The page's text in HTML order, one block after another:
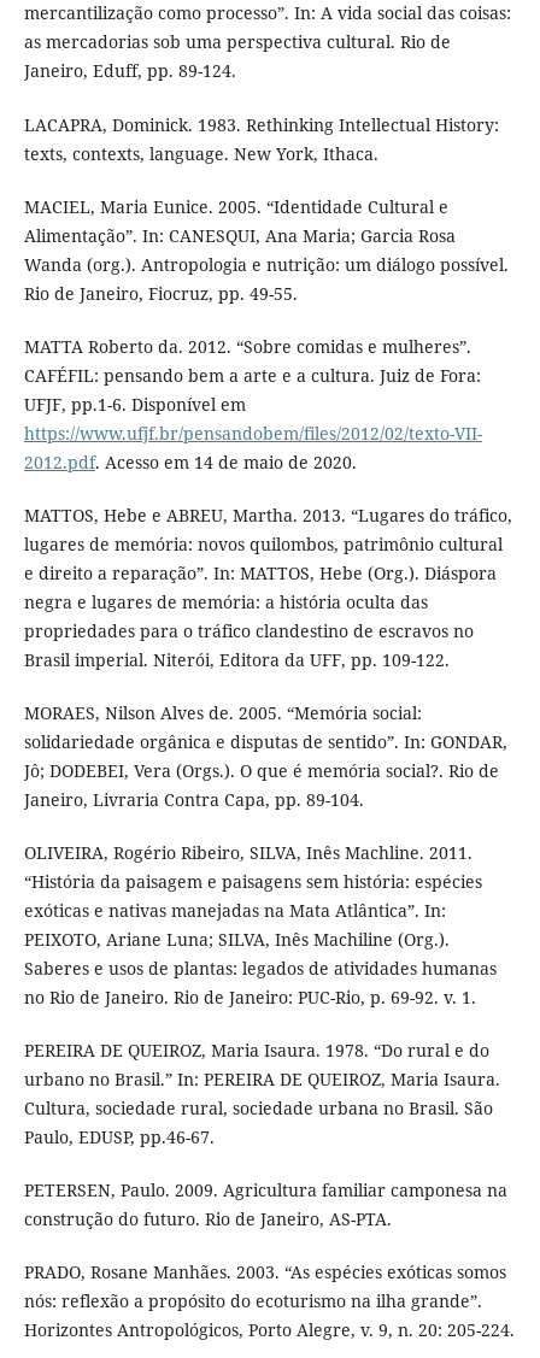
mercantilização como processo”. In: A vida social das coisas:
as mercadorias sob uma perspectiva cultural. Rio de
Janeiro, Eduff, pp. 89-124.
LACAPRA, Dominick. 1983. Rethinking Intellectual History:
texts, contexts, language. New York, Ithaca.
MACIEL, Maria Eunice. 2005. “Identidade Cultural e
Alimentação”. In: CANESQUI, Ana Maria; Garcia Rosa
Wanda (org.). Antropologia e nutrição: um diálogo possível.
Rio de Janeiro, Fiocruz, pp. 49-55.
MATTA Roberto da. 2012. “Sobre comidas e mulheres”.
CAFÉFIL: pensando bem a arte e a cultura. Juiz de Fora:
UFJF, pp.1-6. Disponível em
https://www.ufjf.br/pensandobem/files/2012/02/texto-VII-
2012.pdf. Acesso em 14 de maio de 2020.
MATTOS, Hebe e ABREU, Martha. 2013. “Lugares do tráfico,
lugares de memória: novos quilombos, patrimônio cultural
e direito a reparação”. In: MATTOS, Hebe (Org.). Diáspora
negra e lugares de memória: a história oculta das
propriedades para o tráfico clandestino de escravos no
Brasil imperial. Niterói, Editora da UFF, pp. 109-122.
MORAES, Nilson Alves de. 2005. “Memória social:
solidariedade orgânica e disputas de sentido”. In: GONDAR,
Jô; DODEBEI, Vera (Orgs.). O que é memória social?. Rio de
Janeiro, Livraria Contra Capa, pp. 89-104.
OLIVEIRA, Rogério Ribeiro, SILVA, Inês Machline. 2011.
“História da paisagem e paisagens sem história: espécies
exóticas e nativas manejadas na Mata Atlântica”. In:
PEIXOTO, Ariane Luna; SILVA, Inês Machiline (Org.).
Saberes e usos de plantas: legados de atividades humanas
no Rio de Janeiro. Rio de Janeiro: PUC-Rio, p. 69-92. v. 1.
PEREIRA DE QUEIROZ, Maria Isaura. 1978. “Do rural e do
urbano no Brasil.” In: PEREIRA DE QUEIROZ, Maria Isaura.
Cultura, sociedade rural, sociedade urbana no Brasil. São
Paulo, EDUSP, pp.46-67.
PETERSEN, Paulo. 2009. Agricultura familiar camponesa na
construção do futuro. Rio de Janeiro, AS-PTA.
PRADO, Rosane Manhães. 2003. “As espécies exóticas somos
nós: reflexão a propósito do ecoturismo na ilha grande”.
Horizontes Antropológicos, Porto Alegre, v. 9, n. 20: 205-224.